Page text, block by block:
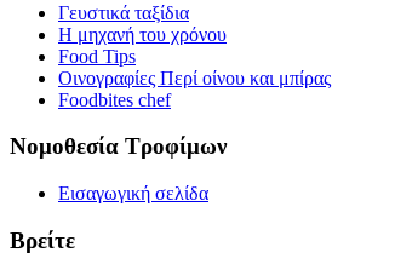
Γευστικά ταξίδια
Η μηχανή του χρόνου
Food Tips
Οινογραφίες Περί οίνου και μπίρας
Foodbites chef
Νομοθεσία Τροφίμων
Εισαγωγική σελίδα
Βρείτε